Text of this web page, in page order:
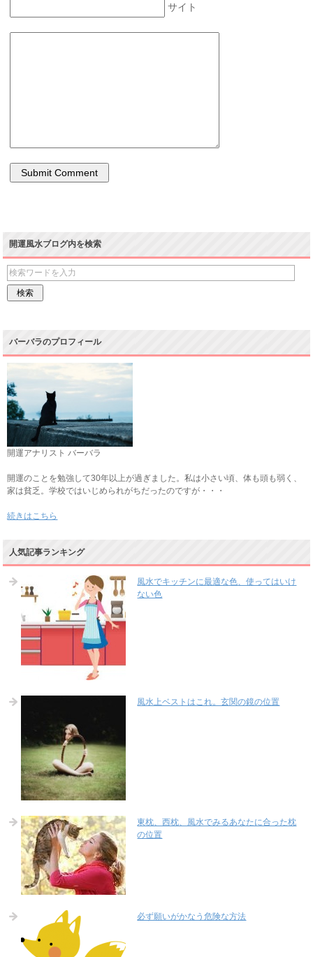
サイト
開運風水ブログ内を検索
バーバラのプロフィール
開運アナリスト バーバラ
開運のことを勉強して30年以上が過ぎました。私は小さい頃、体も頭も弱く、
家は貧乏。学校ではいじめられがちだったのですが・・・
続きはこちら
人気記事ランキング
風水でキッチンに最適な色、使ってはいけ
ない色
風水上ベストはこれ。玄関の鏡の位置
東枕、西枕、風水でみるあなたに合った枕
の位置
必ず願いがかなう危険な方法